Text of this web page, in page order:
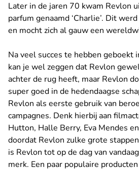
Later in de jaren 70 kwam Revlon
parfum genaamd ‘Charlie’. Dit
en mocht zich al gauw een
Na veel succes te hebben geboekt
kan je wel zeggen dat Revlon
achter de rug heeft, maar Revlon
super goed in de hedendaagse
Revlon als eerste gebruik van
campagnes. Denk hierbij aan
Hutton, Halle Berry, Eva Mendes
doordat Revlon zulke grote
is Revlon tot op de dag van
merk. Een paar populaire